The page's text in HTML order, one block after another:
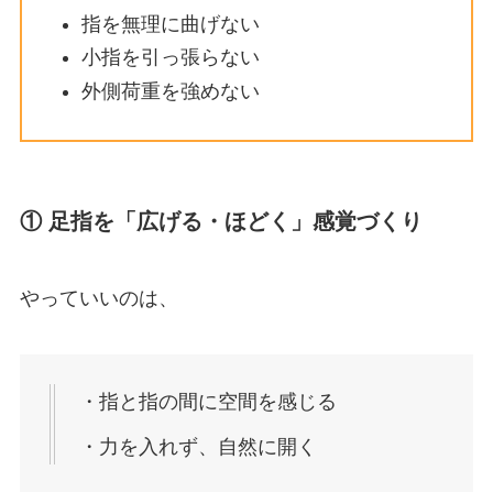
指を無理に曲げない
小指を引っ張らない
外側荷重を強めない
① 足指を「広げる・ほどく」感覚づくり
やっていいのは、
・指と指の間に空間を感じる
・力を入れず、自然に開く